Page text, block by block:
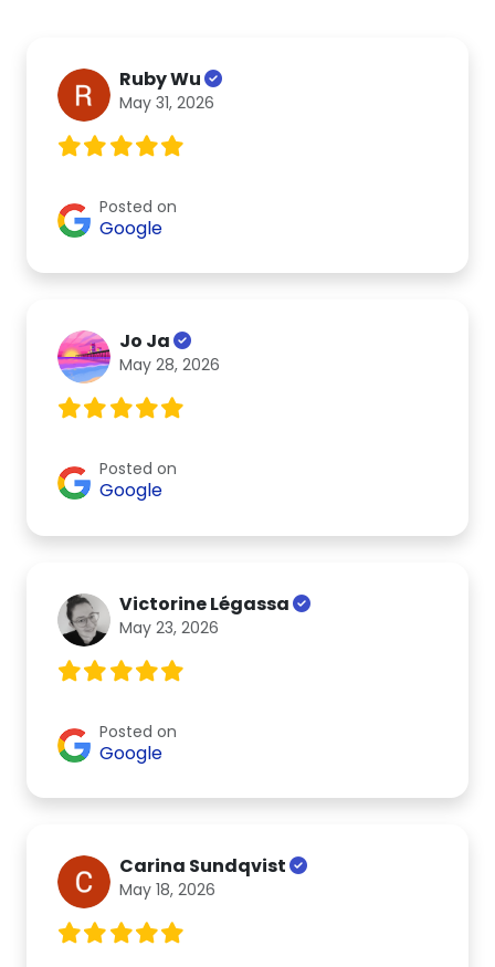
Ruby Wu
May 31, 2026
Posted on
Google
Jo Ja
May 28, 2026
Posted on
Google
Victorine Légassa
May 23, 2026
Posted on
Google
Carina Sundqvist
May 18, 2026